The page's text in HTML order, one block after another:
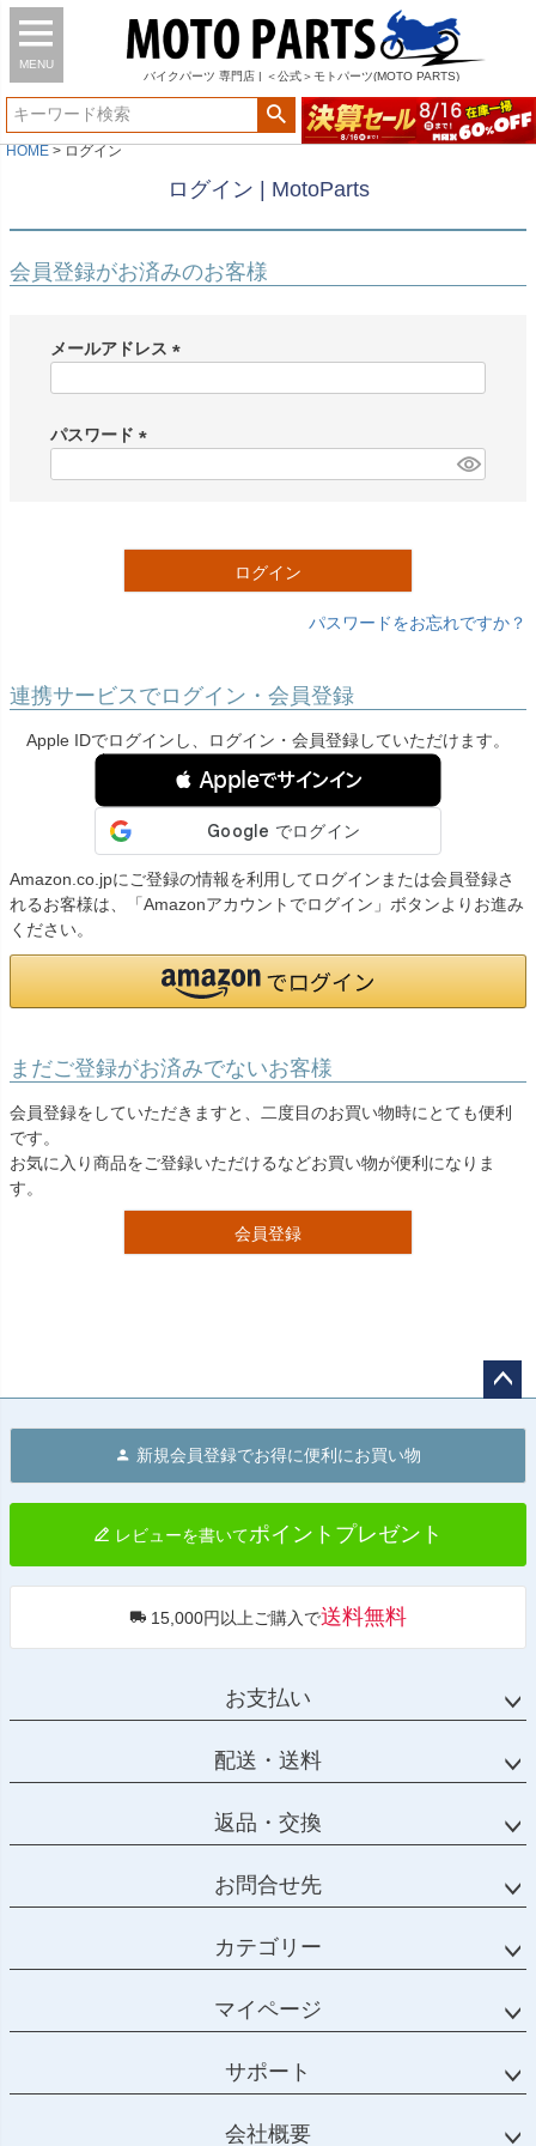
MENU
バイク パーツ 専門店 | ＜公式＞モトパーツ(MOTO PARTS)
HOME ログイン
ログイン | MotoParts
会員登録がお済みのお客様
メールアドレス
)
パスワード
ログイン
パスワードをお忘れですか？
連携サービスでログイン・会員登録
Apple IDでログインし、ログイン・会員登録していただけます。
 Appleでサインイン
Amazon.co.jpにご登録の情報を利用してログインまたは会員登録さ
れるお客様は、「Amazonアカウントでログイン」ボタンよりお進み
ください。
まだご登録がお済みでないお客様
会員登録をしていただきますと、二度目のお買い物時にとても便利
です。
お気に入り商品をご登録いただけるなどお買い物が便利になりま
す。
会員登録
へ
新規会員登録でお得に便利にお買い物
レビューを書いてポイントプレゼント
15,000円以上ご購入で送料無料
お支払い
配送・送料
返品・交換
お問合せ先
カテゴリー
マイページ
サポート
会社概要